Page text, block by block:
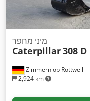
Zimmern ob Rottweil
2,924 km
מיני מחפר
Caterpillar308 D